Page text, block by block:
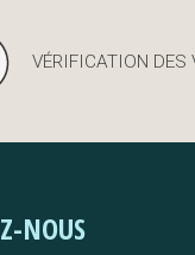
VÉRIFICATION DES
NOUS